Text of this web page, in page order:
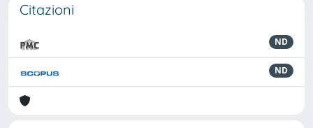
Citazioni
ND
ND